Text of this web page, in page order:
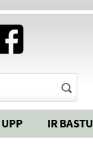
IR BASTU